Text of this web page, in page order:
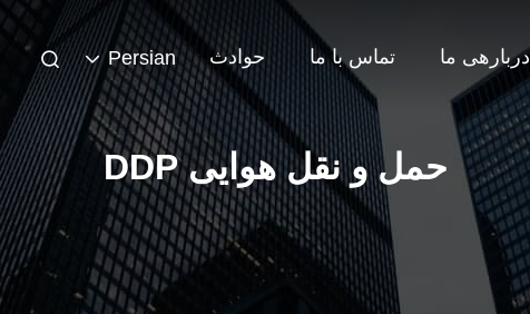
دربارهی ما تماس با ما حوادث Persian
حمل و نقل هوایی DDP